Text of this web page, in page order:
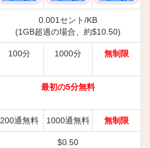
0.001セント/KB
(1GB超過の場合、約$10.50)
100分 1000分 無制限
最初の5分無料
200通無料 1000通無料 無制限
$0.50